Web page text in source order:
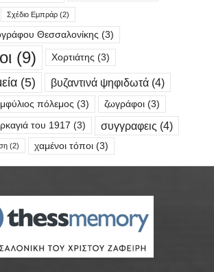
Σχέδιο Εμπράρ (2)
Θεσσαλονίκης (3)
(9) Χορτιάτης (3)
(5) βυζαντινά ψηφιδωτά (4)
πόλεμος (3) ζωγράφοι (3)
του 1917 (3) συγγραφεις (4)
(2) χαμένοι τόποι (3)